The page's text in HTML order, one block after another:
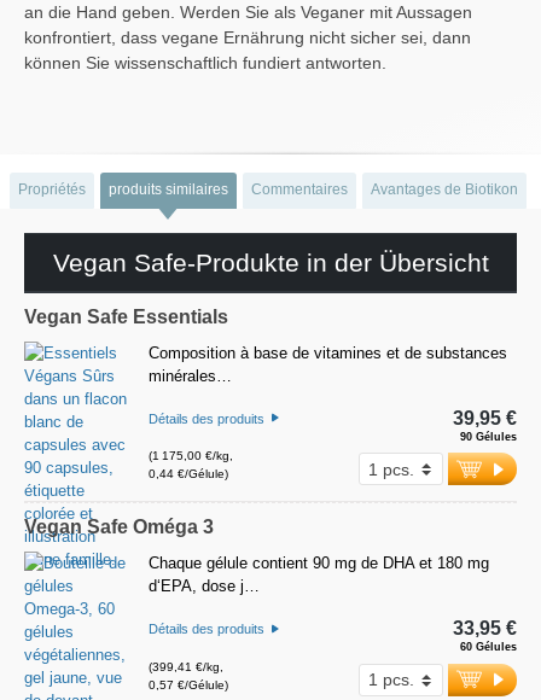
an die Hand geben. Werden Sie als Veganer mit Aussagen
konfrontiert, dass vegane Ernährung nicht sicher sei, dann
können Sie wissenschaftlich fundiert antworten.
Propriétés produits similaires Commentaires Avantages de Biotikon
Vegan Safe-Produkte in der Übersicht
Vegan Safe Essentials
Composition à base de vitamines et de substances
minérales…
Détails des produits
(1 175,00 €/kg,
0,44 €/Gélule)
90 Gélules
39,95 €
Vegan Safe Oméga 3
Chaque gélule contient 90 mg de DHA et 180 mg
d‘EPA, dose j…
Détails des produits
(399,41 €/kg,
0,57 €/Gélule)
60 Gélules
33,95 €